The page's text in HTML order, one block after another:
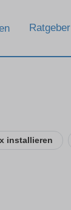
Ratgeber
installieren